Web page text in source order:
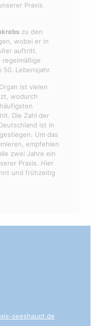
Praxis
zu den
wobei er in
auftritt.
50. Lebensjahr.
ist vielen
wodurch
Die Zahl der
ist in
Um das
empfehlen
zwei Jahre ein
Praxis. Hier
und frühzeitig
seeshaupt.de